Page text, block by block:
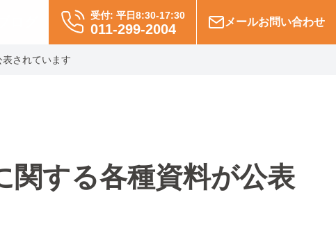
受付: 平日8:30-17:30
011-299-2004 メールお問い合わせ
されています
関する各種資料が公表